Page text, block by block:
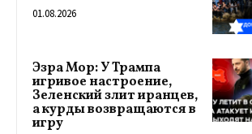
01.08.2026
Эзра Мор: У Трампа
игривое настроение,
Зеленский злит иранцев,
а курды возвращаются в
игру